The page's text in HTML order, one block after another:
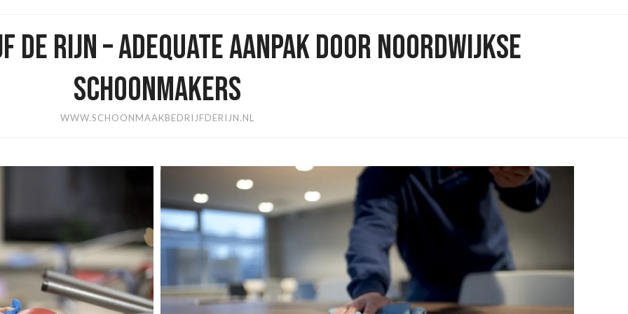
DE RIJN – ADEQUATE AANPAK DOOR NOORDWIJKSE
SCHOONMAKERS
WWW.SCHOONMAAKBEDRIJFDERIJN.NL